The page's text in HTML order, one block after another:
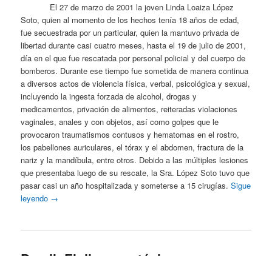
El 27 de marzo de 2001 la joven Linda Loaiza López
Soto, quien al momento de los hechos tenía 18 años de edad,
fue secuestrada por un particular, quien la mantuvo privada de
libertad durante casi cuatro meses, hasta el 19 de julio de 2001,
día en el que fue rescatada por personal policial y del cuerpo de
bomberos. Durante ese tiempo fue sometida de manera continua
a diversos actos de violencia física, verbal, psicológica y sexual,
incluyendo la ingesta forzada de alcohol, drogas y
medicamentos, privación de alimentos, reiteradas violaciones
vaginales, anales y con objetos, así como golpes que le
provocaron traumatismos contusos y hematomas en el rostro,
los pabellones auriculares, el tórax y el abdomen, fractura de la
nariz y la mandíbula, entre otros. Debido a las múltiples lesiones
que presentaba luego de su rescate, la Sra. López Soto tuvo que
pasar casi un año hospitalizada y someterse a 15 cirugías.Sigue
leyendo →